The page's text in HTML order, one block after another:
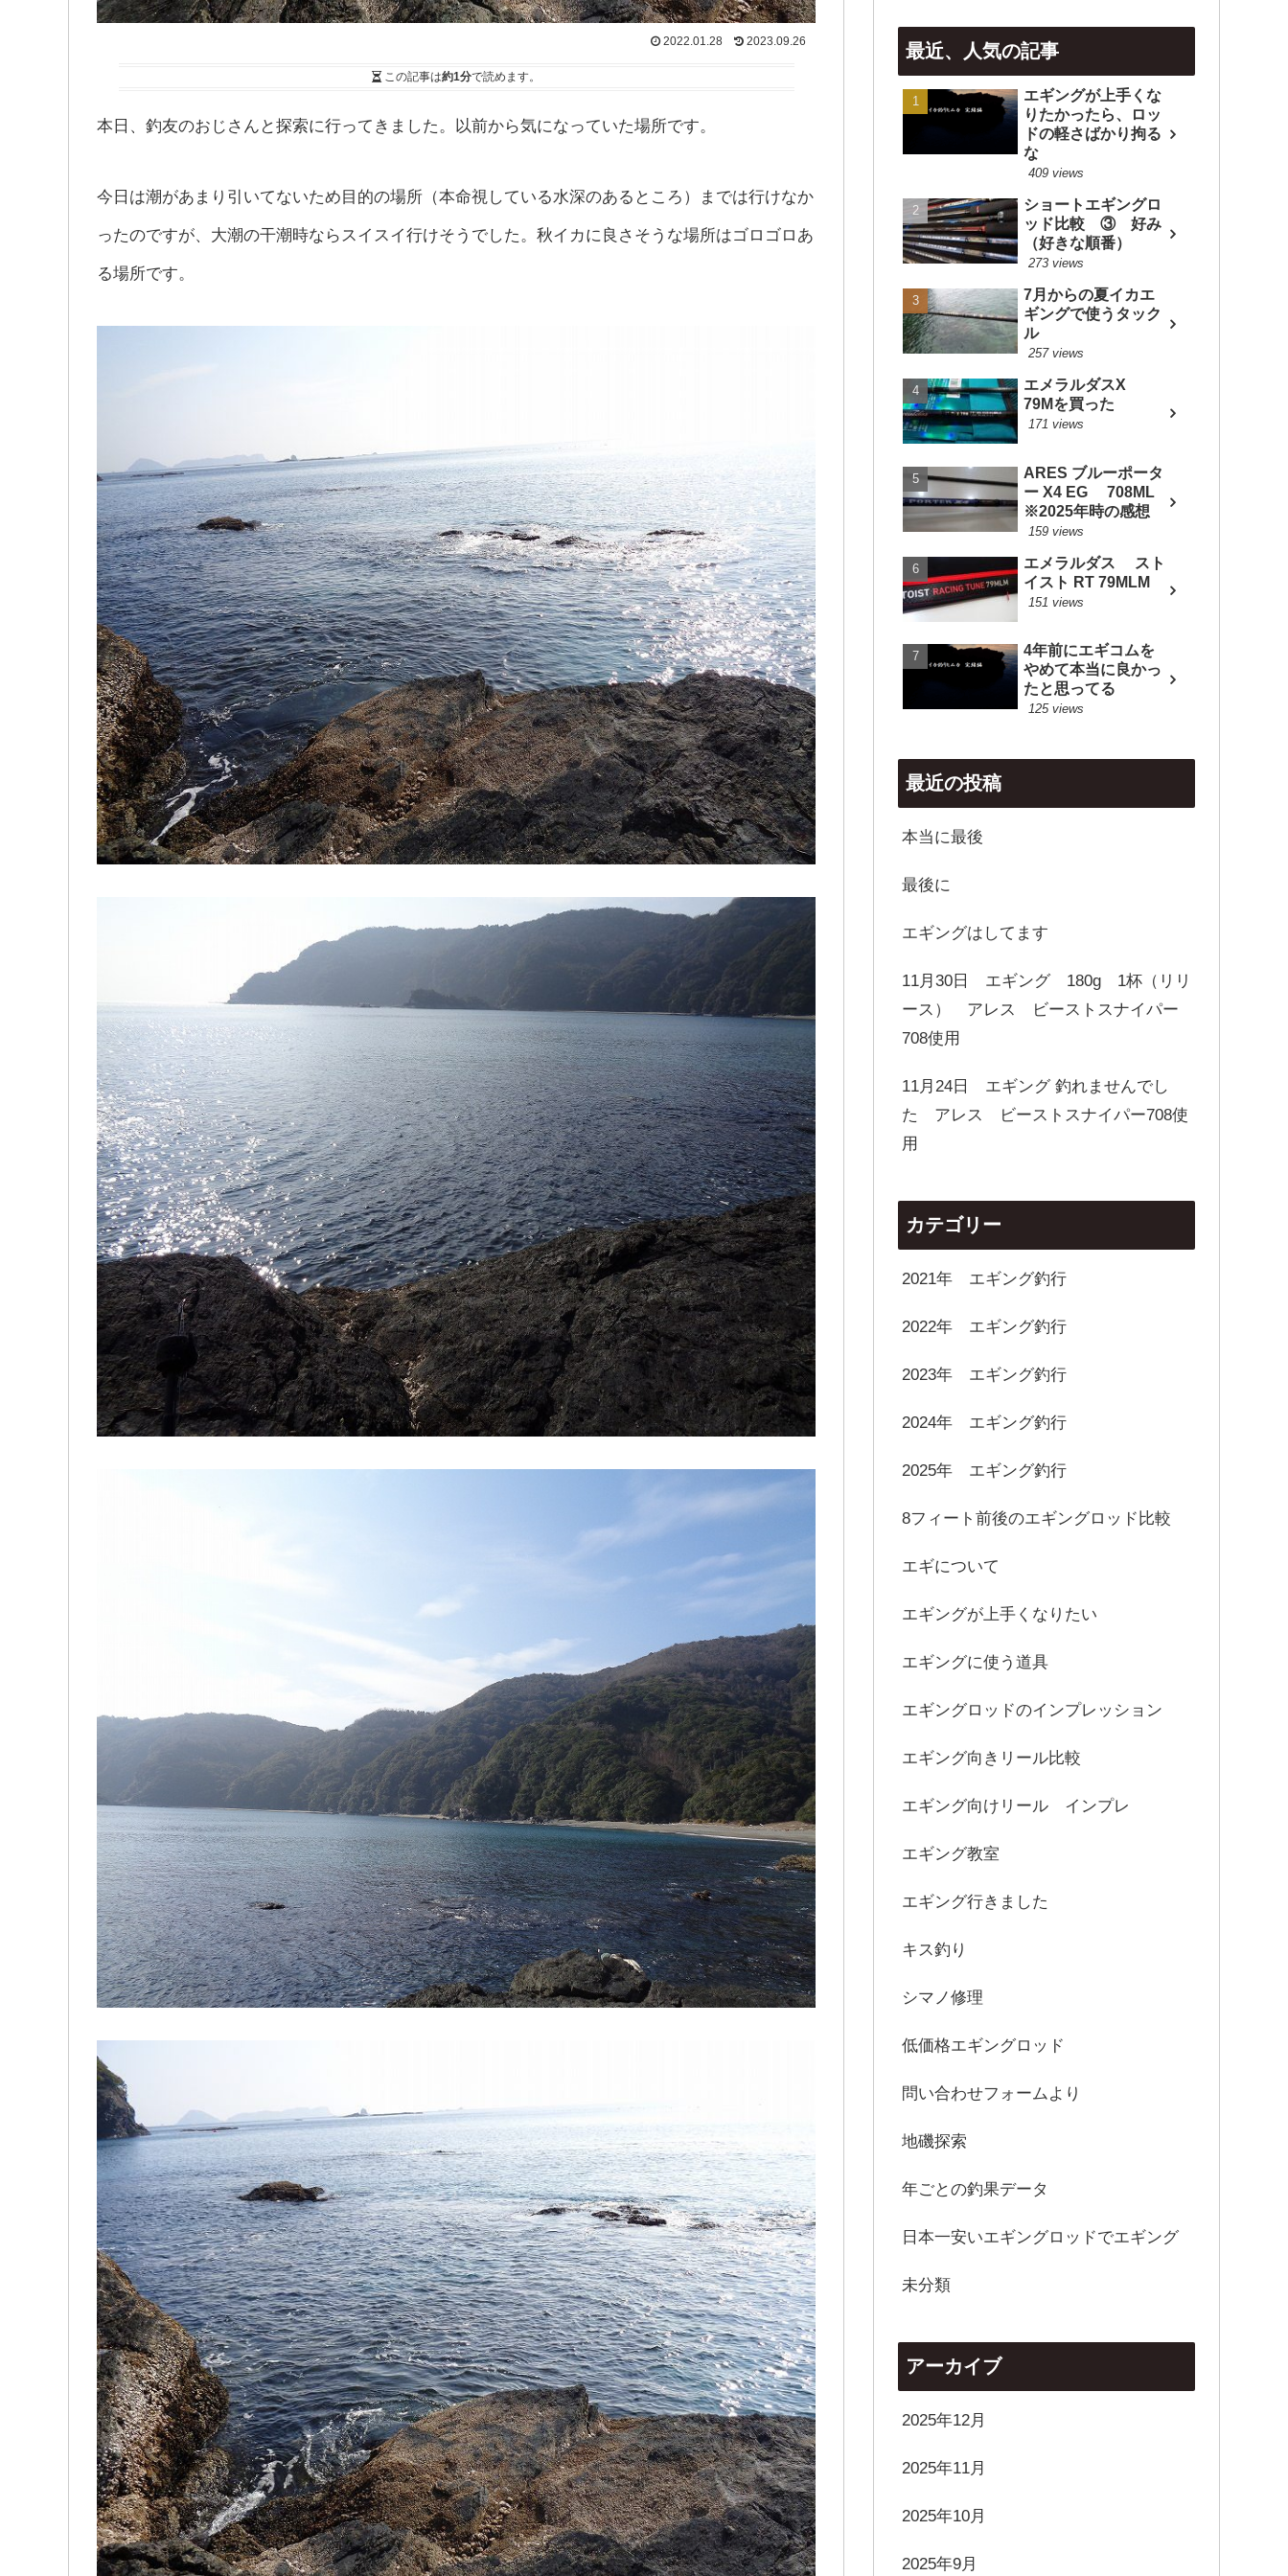
2022.01.28 2023.09.26
この記事は約1分で読めます。
本日、釣友のおじさんと探索に行ってきました。以前から気になっていた場所です。
今日は潮があまり引いてないため目的の場所（本命視している水深のあるところ）までは行けなか
ったのですが、大潮の干潮時ならスイスイ行けそうでした。秋イカに良さそうな場所はゴロゴロあ
る場所です。
最近、人気の記事
エギングが上手くな
りたかったら、ロッ
ドの軽さばかり拘る
な
409 views
ショートエギングロ
ッド比較 ③ 好み
（好きな順番）
273 views
7月からの夏イカエ
ギングで使うタック
ル
257 views
エメラルダスX
79Mを買った
171 views
ARES ブルーポータ
ー X4 EG 708ML
※2025年時の感想
159 views
エメラルダス スト
イスト RT 79MLM
151 views
4年前にエギコムを
やめて本当に良かっ
たと思ってる
125 views
最近の投稿
本当に最後
最後に
エギングはしてます
11月30日 エギング 180g 1杯（リリ
ース） アレス ビーストスナイパー
708使用
11月24日 エギング 釣れませんでし
た アレス ビーストスナイパー708使
用
カテゴリー
2021年 エギング釣行
2022年 エギング釣行
2023年 エギング釣行
2024年 エギング釣行
2025年 エギング釣行
8フィート前後のエギングロッド比較
エギについて
エギングが上手くなりたい
エギングに使う道具
エギングロッドのインプレッション
エギング向きリール比較
エギング向けリール インプレ
エギング教室
エギング行きました
キス釣り
シマノ修理
低価格エギングロッド
問い合わせフォームより
地磯探索
年ごとの釣果データ
日本一安いエギングロッドでエギング
未分類
アーカイブ
2025年12月
2025年11月
2025年10月
2025年9月